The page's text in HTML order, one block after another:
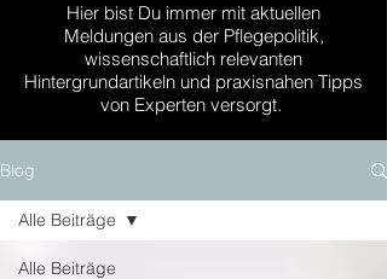
Hier bist Du immer mit aktuellen
Meldungen aus der Pflegepolitik,
wissenschaftlich relevanten
Hintergrundartikeln und praxisnahen Tipps
von Experten versorgt.
Blog
Alle Beiträge
Alle Beiträge